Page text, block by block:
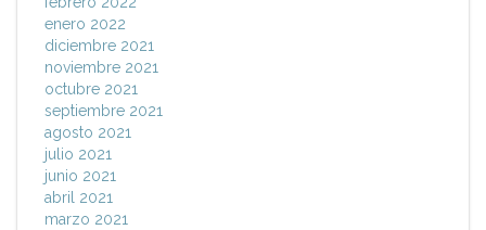
enero 2022
diciembre 2021
noviembre 2021
octubre 2021
septiembre 2021
agosto 2021
julio 2021
junio 2021
abril 2021
marzo 2021